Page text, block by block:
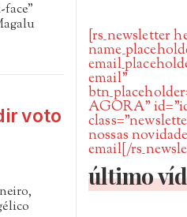
face"
voto
[rs_newsletter
email”
AGORA”
nossas
email[/
último